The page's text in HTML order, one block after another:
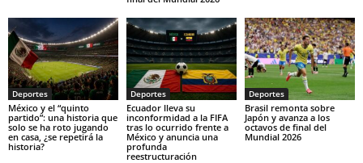
Deportes
México y el “quinto
partido”: una historia que
solo se ha roto jugando
en casa, ¿se repetirá la
historia?
Deportes
Ecuador lleva su
inconformidad a la FIFA
tras lo ocurrido frente a
México y anuncia una
profunda
reestructuración
Deportes
Brasil remonta sobre
Japón y avanza a los
octavos de final del
Mundial 2026